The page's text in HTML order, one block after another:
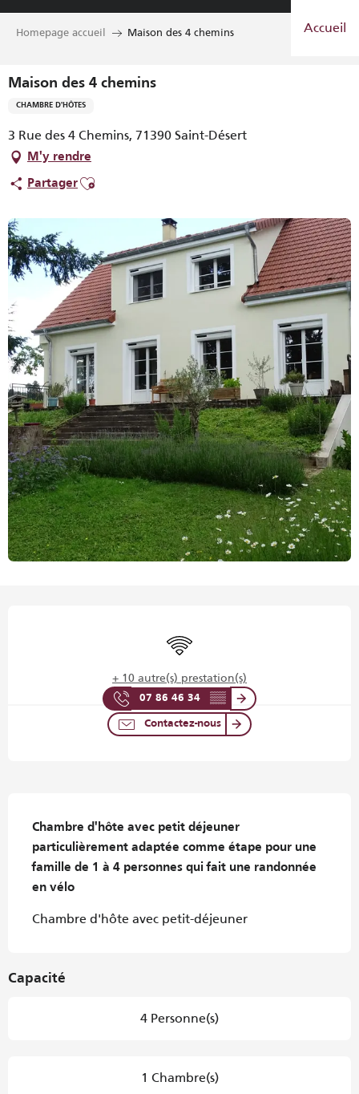
Aller
Accueil
Homepage accueil Maison des 4 chemins
Maison des 4 chemins
CHAMBRE D'HÔTES
3 Rue des 4 Chemins, 71390 Saint-Désert
M'y rendre
PartagerAjouter aux favoris
WiFi
+ 10 autre(s) prestation(s)
07 86 46 34 ▒▒
Contactez-nous
Chambre d'hôte avec petit déjeuner
particulièrement adaptée comme étape pour une
famille de 1 à 4 personnes qui fait une randonnée
en vélo
Chambre d'hôte avec petit-déjeuner
Capacité
4 Personne(s)
1 Chambre(s)